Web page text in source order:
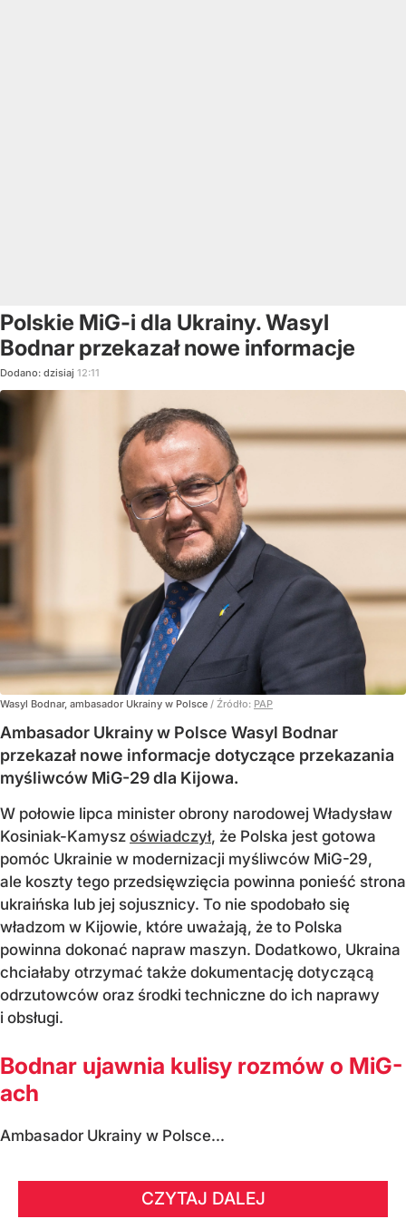
Polskie MiG-i dla Ukrainy. Wasyl
Bodnar przekazał nowe informacje
Dodano: dzisiaj 12:11
Wasyl Bodnar, ambasador Ukrainy w Polsce / Źródło: PAP
Ambasador Ukrainy w Polsce Wasyl Bodnar
przekazał nowe informacje dotyczące przekazania
myśliwców MiG-29 dla Kijowa.
W połowie lipca minister obrony narodowej Władysław
Kosiniak-Kamysz oświadczył, że Polska jest gotowa
pomóc Ukrainie w modernizacji myśliwców MiG-29,
ale koszty tego przedsięwzięcia powinna ponieść strona
ukraińska lub jej sojusznicy. To nie spodobało się
władzom w Kijowie, które uważają, że to Polska
powinna dokonać napraw maszyn. Dodatkowo, Ukraina
chciałaby otrzymać także dokumentację dotyczącą
odrzutowców oraz środki techniczne do ich naprawy
i obsługi.
Bodnar ujawnia kulisy rozmów o MiG-
ach
Ambasador Ukrainy w Polsce...
CZYTAJ DALEJ